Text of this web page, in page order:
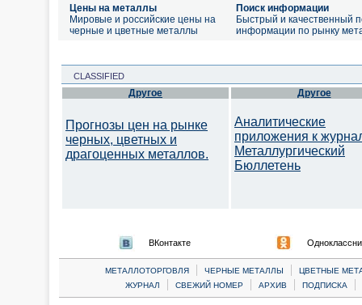
Цены на металлы
Мировые и российские цены на
черные и цветные металлы
Поиск информации
Быстрый и качественный
информации по рынку
CLASSIFIED
Другое
Прогнозы цен на рынке
черных, цветных и
драгоценных металлов.
Другое
Аналитические
приложения к
Металлургический
Бюллетень
ВКонтакте
МЕТАЛЛОТОРГОВЛЯ | ЧЕРНЫЕ МЕТАЛЛЫ |
ЦВЕТНЫЕ
ЖУРНАЛ
| СВЕЖИЙ НОМЕР | АРХИВ | ПОДПИСКА |